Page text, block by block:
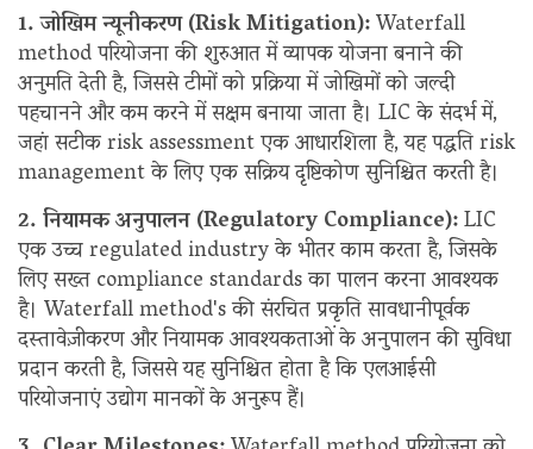
1. जोखिम न्यूनीकरण (Risk Mitigation):Waterfall
method परियोजना की शुरुआत में व्यापक योजना बनाने की
अनुमति देती है, जिससे टीमों को प्रक्रिया में जोखिमों को जल्दी
पहचानने और कम करने में सक्षम बनाया जाता है। LIC के संदर्भ में,
जहां सटीक risk assessment एक आधारशिला है, यह पद्धति risk
management के लिए एक सक्रिय दृष्टिकोण सुनिश्चित करती है।
2. नियामक अनुपालन (Regulatory Compliance):LIC
एक उच्च regulated industry के भीतर काम करता है, जिसके
लिए सख्त compliance standards का पालन करना आवश्यक
है। Waterfall method's की संरचित प्रकृति सावधानीपूर्वक
दस्तावेज़ीकरण और नियामक आवश्यकताओं के अनुपालन की सुविधा
प्रदान करती है, जिससे यह सुनिश्चित होता है कि एलआईसी
परियोजनाएं उद्योग मानकों के अनुरूप हैं।